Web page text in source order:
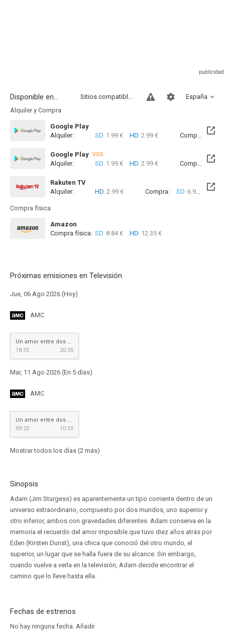
Disponible en... España
Sitios compatibles
Alquiler y Compra
Google Play
Alquiler:
SD 1.99 € HD 2.99 € Compra: SD
Google Play VOS
Alquiler: SD 1.99 € HD 2.99 € Compra: SD
Rakuten TV
Alquiler:
HD 2.99 € Compra: SD 6.99 € HD
Compra física
Amazon
Compra física: SD 8.84 € HD 12.35 €
Próximas emisiones en Televisión
Jue, 06 Ago 2026 (Hoy)
AMC
Un amor entre dos mundos
18:55
20:35
Mar, 11 Ago 2026 (En 5 días)
AMC
Un amor entre dos mundos
09:20
10:55
Mostrar todos los días (2 más)
Sinopsis
Adam (Jim Sturgess) es aparentemente un tipo corriente dentro de un
universo extraordinario, compuesto por dos mundos, uno superior y
otro inferior, ambos con gravedades diferentes. Adam conserva en la
memoria el recuerdo del amor imposible que tuvo diez años atrás por
Eden (Kirsten Dunst), una chica que conoció del otro mundo, el
superior, un lugar que se halla fuera de su alcance. Sin embargo,
cuando vuelve a verla en la televisión, Adam decide encontrar el
camino que lo lleve hasta ella.
Fechas de estrenos
No hay ninguna fecha. Añadir